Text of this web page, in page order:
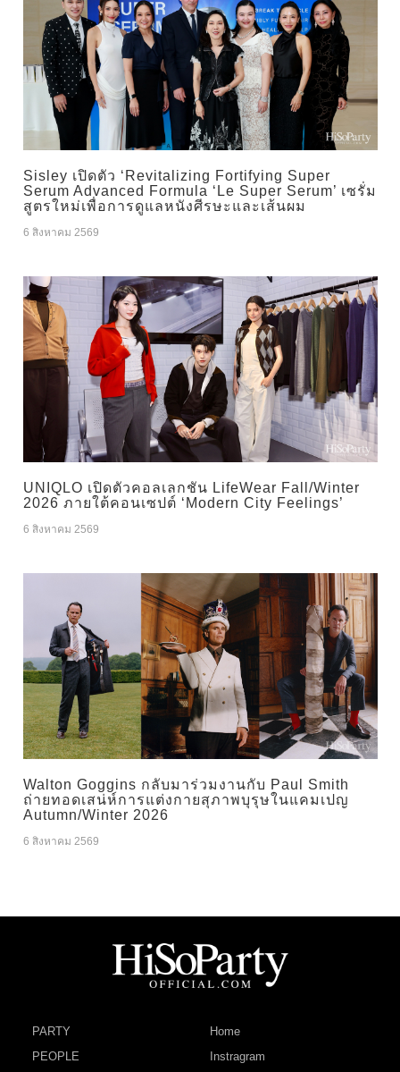
Sisley เปิดตัว ‘Revitalizing Fortifying Super
Serum Advanced Formula ‘Le Super Serum’ เซรั่ม
สูตรใหม่เพื่อการดูแลหนังศีรษะและเส้นผม
6 สิงหาคม 2569
UNIQLO เปิดตัวคอลเลกชัน LifeWear Fall/Winter
2026 ภายใต้คอนเซปต์ ‘Modern City Feelings’
6 สิงหาคม 2569
Walton Goggins กลับมาร่วมงานกับ Paul Smith
ถ่ายทอดเสน่ห์การแต่งกายสุภาพบุรุษในแคมเปญ
Autumn/Winter 2026
6 สิงหาคม 2569
PARTY
PEOPLE
Home
Instragram